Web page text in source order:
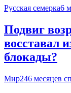
Русская семерка6
Подвиг
восставал
блокады?
Мир246 месяцев